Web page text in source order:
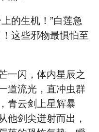
的生机！”白莲急
这些邪物最惧怕至
一闪，体内星辰之
道流光，直冲虫群
青云剑上星辉暴
他剑尖迸射而出，